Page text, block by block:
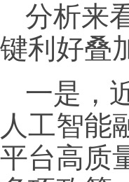
分析来
键利好叠
一是，
人工智能
平台高质